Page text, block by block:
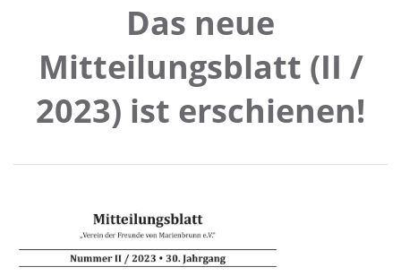
Das neue
Mitteilungsblatt (II /
2023) ist erschienen!